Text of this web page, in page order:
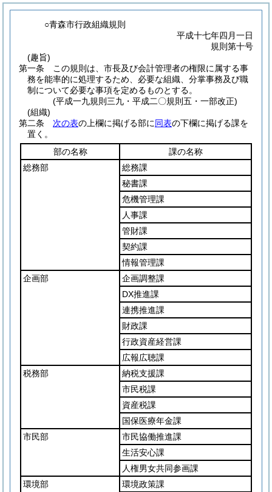
○青森市行政組織規則
平成十七年四月一日
規則第十号
(趣旨)
第一条
この規則は、市長及び会計管理者の権限に属する事
務を能率的に処理するため、必要な組織、分掌事務及び職
制について必要な事項を定めるものとする。
(平成一九規則三九・平成二〇規則五・一部改正)
(組織)
第二条
次の表の上欄に掲げる部に同表の下欄に掲げる課を
置く。
部の名称
課の名称
総務部
総務課
秘書課
危機管理課
人事課
管財課
契約課
情報管理課
企画部
企画調整課
DX推進課
連携推進課
財政課
行政資産経営課
広報広聴課
税務部
納税支援課
市民税課
資産税課
国保医療年金課
市民部
市民協働推進課
生活安心課
人権男女共同参画課
環境部
環境政策課